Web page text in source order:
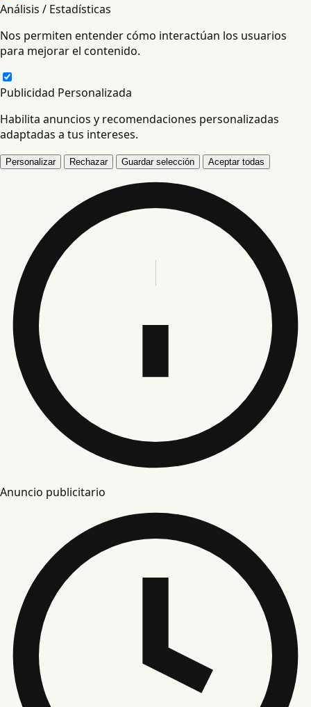
Análisis / Estadísticas
Nos permiten entender cómo interactúan los usuarios
para mejorar el contenido.
Publicidad Personalizada
Habilita anuncios y recomendaciones personalizadas
adaptadas a tus intereses.
Personalizar Rechazar Guardar selección Aceptar todas
Anuncio publicitario